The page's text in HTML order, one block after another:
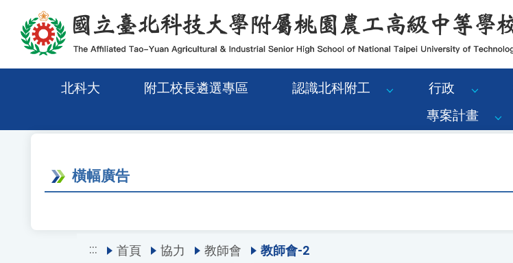
移至網頁之主要內容區位置
北科大 附工校長遴選專區 認識北科附工 行政
專案計畫
橫幅廣告
::: 首頁 協力 教師會 教師會-2